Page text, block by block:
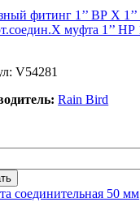
фитинг 1’’ ВР X
муфта 1’’ НР
V54281
Rain Bird